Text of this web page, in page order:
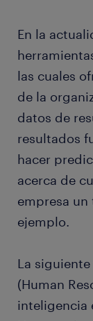
En la
las cuales
de la
datos de
resultados
hacer
acerca de
empresa
ejemplo.
La
(Human
inteligencia